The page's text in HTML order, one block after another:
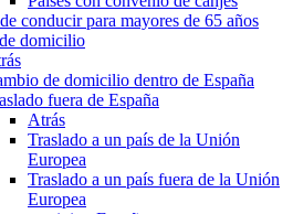
conducir para mayores de 65 años
domicilio
de domicilio dentro de España
fuera de España
Atrás
Traslado a un país de la Unión
Europea
Traslado a un país fuera de la Unión
Europea